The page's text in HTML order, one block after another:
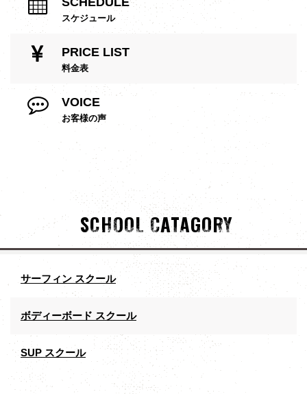
スケジュール
PRICE LIST
料金表
VOICE
お客様の声
SCHOOL CATAGORY
サーフィン スクール
ボディーボード スクール
SUP スクール